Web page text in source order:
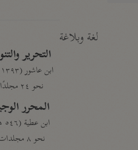
لغة وبلاغة
التحرير
ابن عاشور (١٣٩٣ هـ)
نحو ٢٤ مجلدًا
المحرر
ابن عطية (٥٤٦ هـ)
نحو ٨ مجلدات